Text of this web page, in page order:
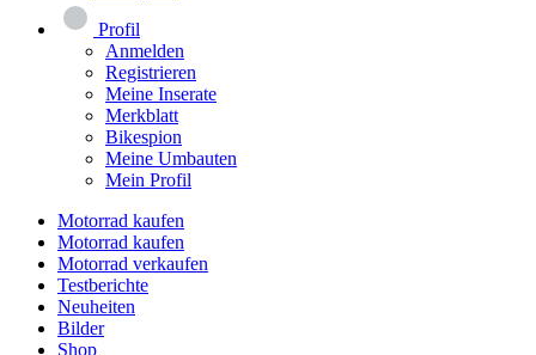
Profil
Anmelden
Registrieren
Meine Inserate
Merkblatt
Bikespion
Meine Umbauten
Mein Profil
Motorrad kaufen
Motorrad kaufen
Motorrad verkaufen
Testberichte
Neuheiten
Bilder
Shop